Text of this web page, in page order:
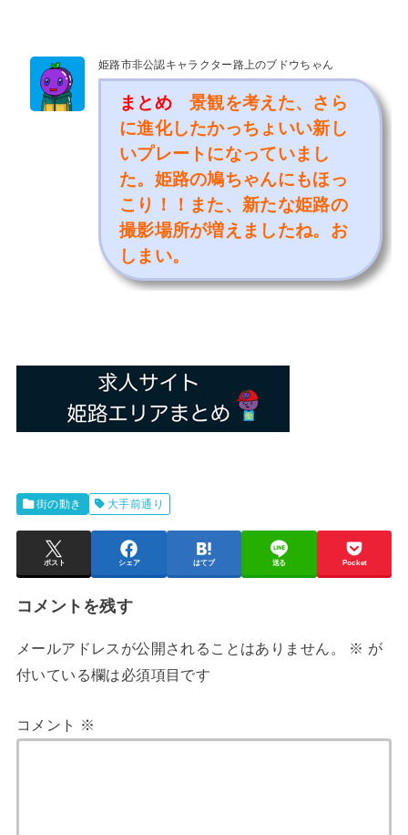
姫路市非公認キャラクター路上のブドウちゃん
まとめ
景観を考えた、さら
に進化したかっちょいい新し
いプレートになっていまし
た。姫路の鳩ちゃんにもほっ
こり！
！また、新たな姫路の
撮影場所が増えましたね。お
しまい。
街の動き 大手前通り
ポスト シェア はてブ 送る Pocket
コメントを残す
メールアドレスが公開されることはありません。 ※ が
付いている欄は必須項目です
コメント ※